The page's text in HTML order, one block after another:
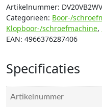
Artikelnummer:
Categorieën: Boor-/
Klopboor-/schroefmachine,
EAN: 4966376287406
Specificaties
Artikelnummer